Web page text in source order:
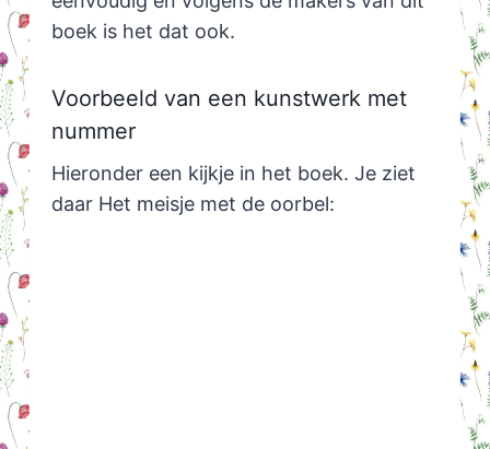
boek is het dat ook.
Voorbeeld van een kunstwerk met
nummer
Hieronder een kijkje in het boek. Je ziet
daar Het meisje met de oorbel: